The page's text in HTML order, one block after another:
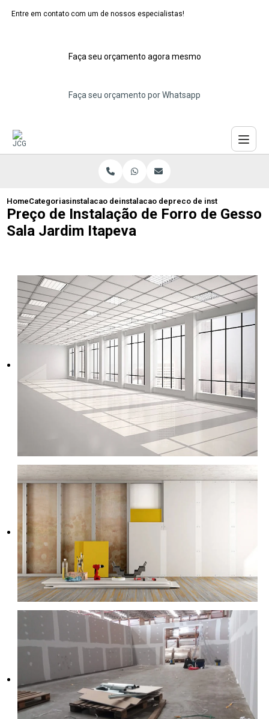
Entre em contato com um de nossos especialistas!
Faça seu orçamento agora mesmo
Faça seu orçamento por Whatsapp
HomeCategoriasinstalacao de forros de gesso
instalacao de forro de gesso para
preco de instalacao de
Preço de Instalação de Forro de Gesso
Sala Jardim Itapeva